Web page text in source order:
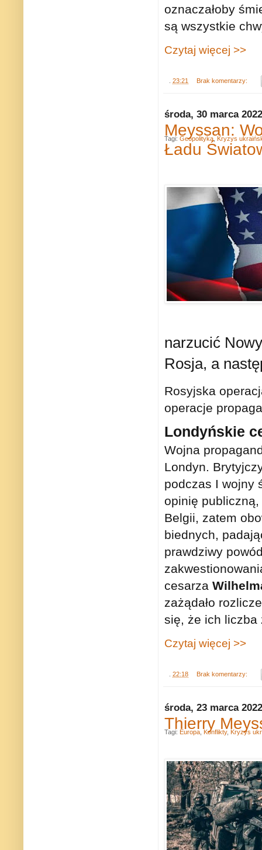
oznaczałoby
są wszystkie
Czytaj więcej >>
23:21 Brak komentarzy:
środa, 30 marca 2022
Meyssan:
Ładu
narzucić
Rosja, a
Rosyjska
operacje
Londyńskie
Wojna
Londyn.
podczas I wojny
opinię publiczną,
Belgii, zatem
biednych,
prawdziwy
cesarza
zażądało
się, że ich liczba
Czytaj więcej >>
22:18 Brak komentarzy:
Tagi: Geopolityka Kryzys
środa, 23 marca 2022
Thierry
Tagi: Europa Konflikty, Kryzys